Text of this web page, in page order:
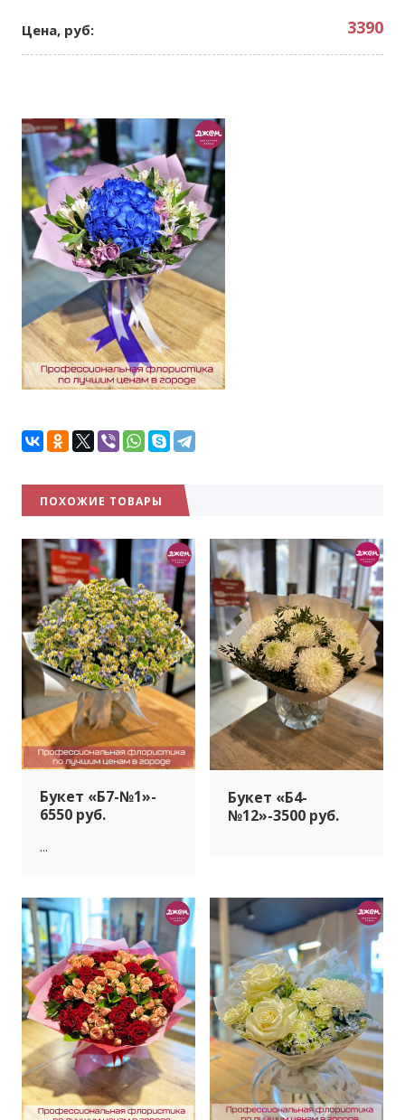
Цена, руб: 3390
ПОХОЖИЕ ТОВАРЫ
Букет «Б7-№1»-
6550 руб.
...
Букет «Б4-
№12»-3500 руб.